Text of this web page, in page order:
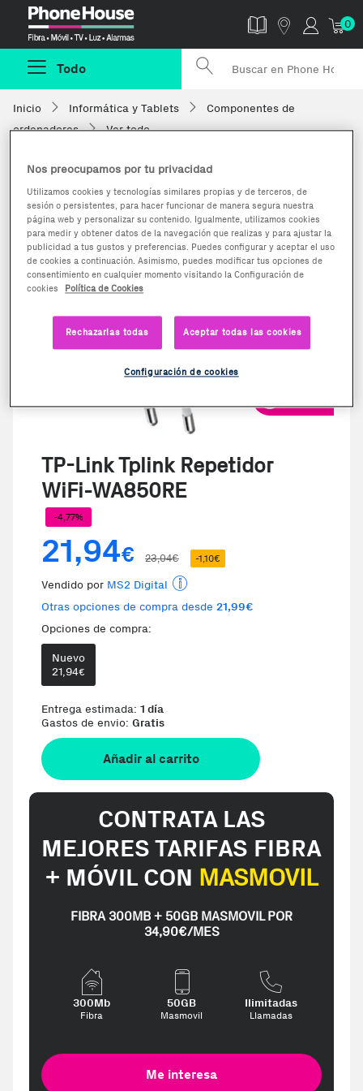
0
Todo
Inicio Informática y Tablets
Componentes de
ordenadores
Ver todo
TP-Link Tplink Repetidor
WiFi-WA850RE
-4,77%
21,94€ 23,04€ -1,10€
Vendido por MS2 Digital
Otras opciones de compra desde 21,99€
Opciones de compra:
Nuevo
21,94€
Entrega estimada: 1 día
Gastos de envio: Gratis
Añadir al carrito
CONTRATA LAS
MEJORES TARIFAS FIBRA
+ MÓVIL CON MASMOVIL
FIBRA 300MB + 50GB MASMOVIL POR
34,90€/MES
300Mb
Fibra
50GB
Masmovil
Ilimitadas
Llamadas
Me interesa
Nos preocupamos por tu privacidad
Utilizamos cookies y tecnologías similares propias y de terceros, de
sesión o persistentes, para hacer funcionar de manera segura nuestra
página web y personalizar su contenido. Igualmente, utilizamos cookies
para medir y obtener datos de la navegación que realizas y para ajustar la
publicidad a tus gustos y preferencias. Puedes configurar y aceptar el uso
de cookies a continuación. Asimismo, puedes modificar tus opciones de
consentimiento en cualquier momento visitando la Configuración de
cookies
Política de Cookies
Rechazarlas todas Aceptar todas las cookies
Configuración de cookies